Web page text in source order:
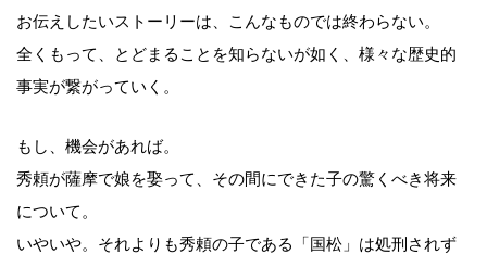
お伝えしたいストーリーは、こんなものでは終わらない。
全くもって、とどまることを知らないが如く、様々な歴史的
事実が繋がっていく。
もし、機会があれば。
秀頼が薩摩で娘を娶って、その間にできた子の驚くべき将来
について。
いやいや。それよりも秀頼の子である「国松」は処刑されず